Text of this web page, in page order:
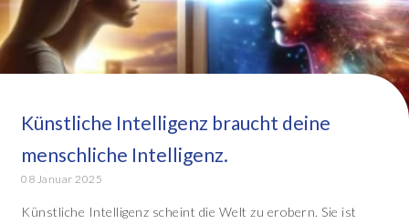
Künstliche Intelligenz braucht deine
menschliche Intelligenz.
08 Januar 2025
Künstliche Intelligenz scheint die Welt zu erobern. Sie ist